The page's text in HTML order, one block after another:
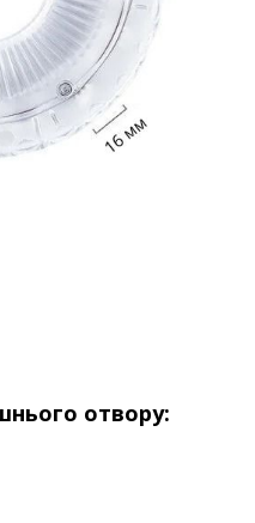
отвору: